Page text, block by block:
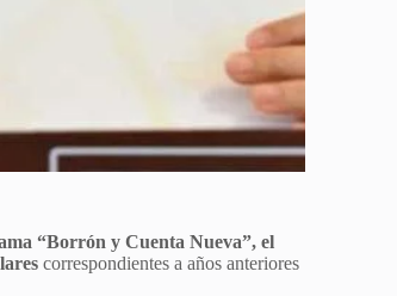
“Borrón y Cuenta Nueva”, el
correspondientes a años anteriores